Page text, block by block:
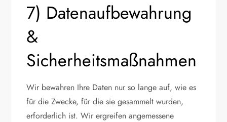
7) Datenaufbewahrung
&
Sicherheitsmaßnahmen
Wir bewahren Ihre Daten nur so lange auf, wie es
für die Zwecke, für die sie gesammelt wurden,
erforderlich ist. Wir ergreifen angemessene